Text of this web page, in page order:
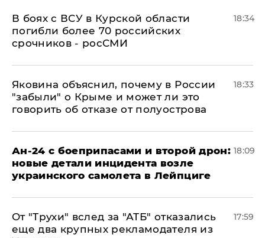
В боях с ВСУ в Курской области
погибли более 70 российских
срочников - росСМИ
18:34
Яковина объяснил, почему в России
"забыли" о Крыме и может ли это
говорить об отказе от полуострова
18:33
Ан-24 с боеприпасами и второй дрон:
новые детали инцидента возле
украинского самолета в Лейпциге
18:09
От "Трухи" вслед за "АТБ" отказались
еще два крупных рекламодателя из
17:59